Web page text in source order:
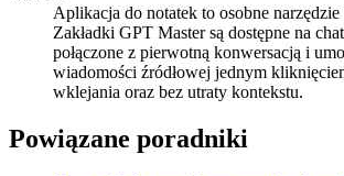
Aplikacja do notatek to osobne narzędzie
Zakładki GPT Master są dostępne na
połączone z pierwotną konwersacją i
wiadomości źródłowej jednym
wklejania oraz bez utraty kontekstu.
Powiązane poradniki